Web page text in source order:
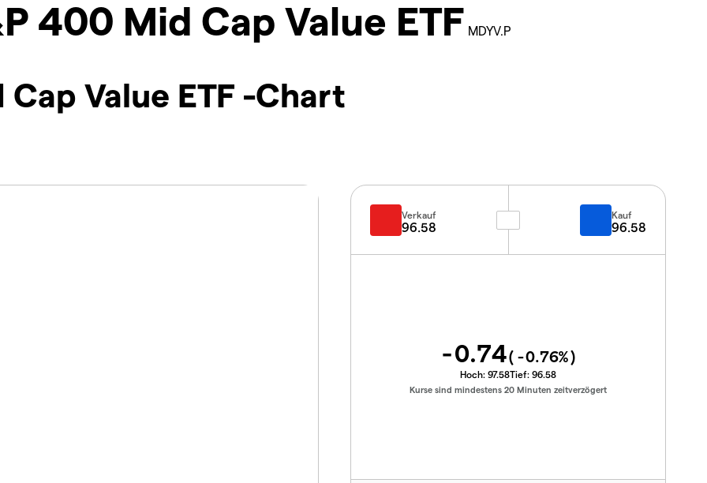
400 Mid Cap Value ETF MDYV.P
Cap Value ETF -Chart
Verkauf
96.58
Kauf
96.58
-0.74( -0.76%)
Hoch: 97.58Tief: 96.58
Kurse sind mindestens 20 Minuten zeitverzögert